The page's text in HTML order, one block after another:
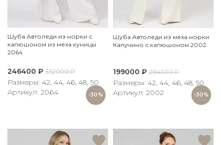
-30%
Шуба Автоледи из норки с
капюшоном из меха куницы
2064
246400 ₽ 352000₽
Размеры: 42, 44, 46, 48, 50
Артикул: 2064
-30%
Шуба Автоледи из меха норки
Капучино с капюшоном 2002
199000 ₽ 284300₽
Размеры: 42, 44, 46, 48, 50
Артикул: 2002